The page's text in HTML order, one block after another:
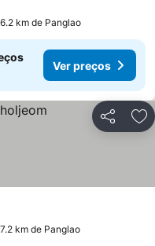
km de Panglao
Ver preços
Partilhar
km de Panglao